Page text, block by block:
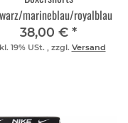
marineblau/royalblau
38,00 € *
19% USt. , zzgl. Versand